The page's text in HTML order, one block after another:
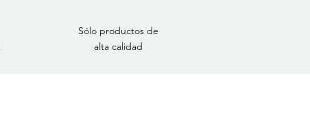
Sólo productos de
alta calidad